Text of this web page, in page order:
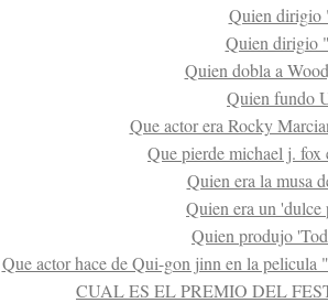
Quien dirigio
Quien dirigio
Quien dobla a
Quien fundo
Que actor era Rocky
Que pierde michael j. fox
Quien era la musa
Quien era un 'dulce
Quien produjo
Que actor hace de Qui-gon jinn en la pelicula
CUAL ES EL PREMIO DEL